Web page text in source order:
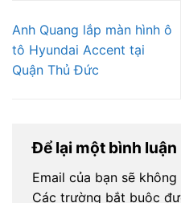
Anh Quang lắp màn hình ô
tô Hyundai Accent tại
Quận Thủ Đức
Để lại một bình luận
Email của bạn sẽ
Các trường bắt buộc